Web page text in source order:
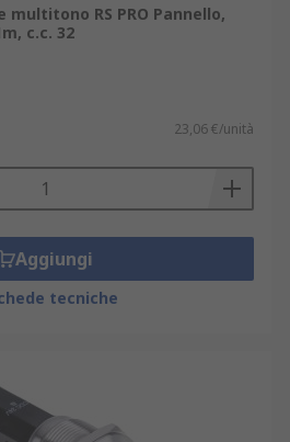
RS PRO Pannello,
c.c. 32
23,06 €/unità
Aggiungi
tecniche